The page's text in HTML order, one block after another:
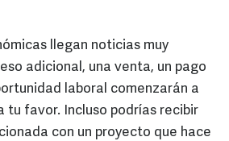
llegan noticias muy
adicional, una venta, un pago
laboral comenzarán a
tu favor. Incluso podrías recibir
con un proyecto que hace